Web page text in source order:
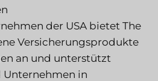
der USA bietet The
Versicherungsprodukte
an und unterstützt
Unternehmen in